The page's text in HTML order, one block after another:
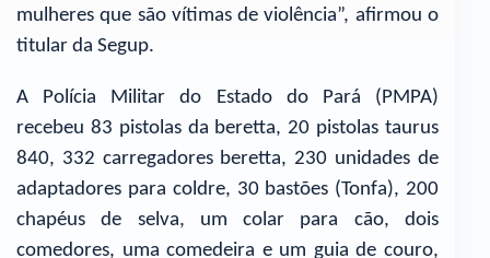
mulheres que são vítimas de violência”, afirmou o
titular da Segup.
A Polícia Militar do Estado do Pará (PMPA)
recebeu 83 pistolas da beretta, 20 pistolas taurus
840, 332 carregadores beretta, 230 unidades de
adaptadores para coldre, 30 bastões (Tonfa), 200
chapéus de selva, um colar para cão, dois
comedores, uma comedeira e um guia de couro,